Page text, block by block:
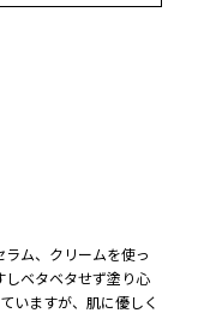
ム、クリームを使っ
ベタベタせず塗り心
いますが、肌に優しく